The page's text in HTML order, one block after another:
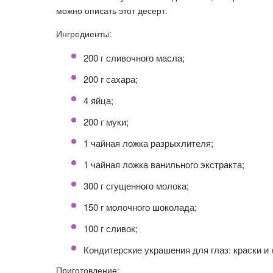
можно описать этот десерт.
Ингредиенты:
200 г сливочного масла;
200 г сахара;
4 яйца;
200 г муки;
1 чайная ложка разрыхлителя;
1 чайная ложка ванильного экстракта;
300 г сгущенного молока;
150 г молочного шоколада;
100 г сливок;
Кондитерские украшения для глаз: краски и
Приготовление: